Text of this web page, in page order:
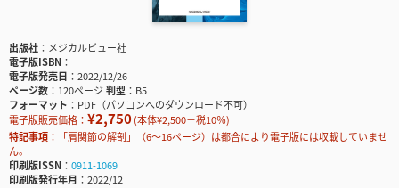
出版社
メジカルビュー社
電子版ISBN
電子版発売日
2022/12/26
ページ数
120ページ判型
B5
フォーマット
PDF（パソコンへのダウンロード不可）
電子版販売価格： ¥2,750(本体¥2,500＋税10％)
特記事項
「肩関節の解剖」（6〜16ページ）は都合により電子版には収載していませ
ん。
印刷版ISSN
0911-1069
印刷版発行年月
2022/12